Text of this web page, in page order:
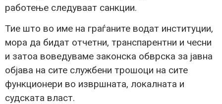
работење следуваат санкции.
Тие што во име на граѓаните водат институции,
мора да бидат отчетни, транспарентни и чесни
и затоа воведуваме законска обврска за јавна
објава на сите службени трошоци на сите
функционери во извршната, локалната и
судската власт.